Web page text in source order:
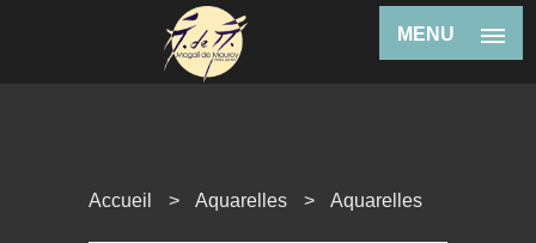
MENU
Accueil > Aquarelles > Aquarelles